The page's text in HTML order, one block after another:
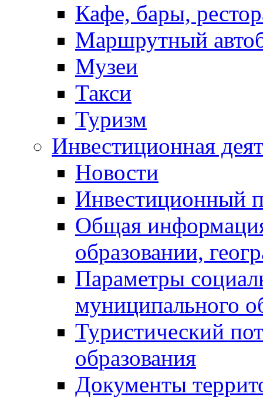
Кафе, бары,
Маршрутный
Музеи
Такси
Туризм
Инвестиционная
Новости
Инвестиционный
Общая
образовании,
Параметры
муниципального
Туристический
образования
Документы